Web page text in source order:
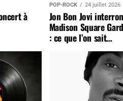
à
POP-ROCK 24 juillet 2026
Jon Bon Jovi
Madison Square
: ce que l’on sait…